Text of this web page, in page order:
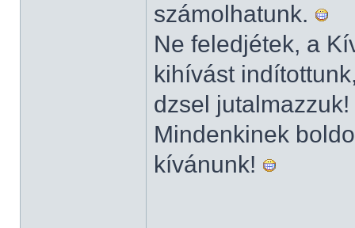
számolhatunk.
Ne feledjétek, a
kihívást
dzsel jutalmazzuk!
Mindenkinek
kívánunk!